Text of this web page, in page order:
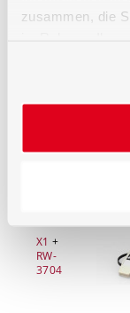
zusammen, die
X1+VL-
3703
X1 +
RW-
3704